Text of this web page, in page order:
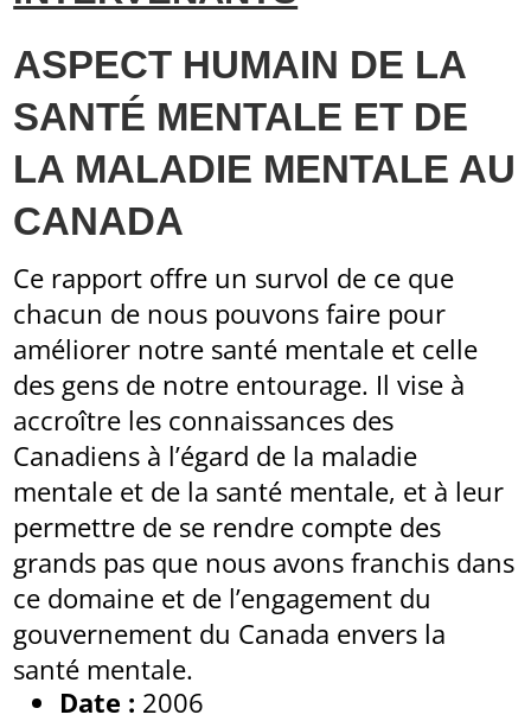
ASPECT HUMAIN DE LA
SANTÉ MENTALE ET DE
LA MALADIE MENTALE AU
CANADA
Ce rapport offre un survol de ce que
chacun de nous pouvons faire pour
améliorer notre santé mentale et celle
des gens de notre entourage. Il vise à
accroître les connaissances des
Canadiens à l’égard de la maladie
mentale et de la santé mentale, et à leur
permettre de se rendre compte des
grands pas que nous avons franchis dans
ce domaine et de l’engagement du
gouvernement du Canada envers la
santé mentale.
Date : 2006